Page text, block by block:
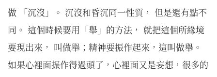
做 「沉沒」。 沉沒和昏沉同一性質， 但是還有點不
同。 這個時候要用「舉」的方法， 就把這個所緣境
要現出來， 叫做舉；精神要振作起來，這叫做舉。
如果心裡面振作得過頭了，心裡面又是妄想，很多的